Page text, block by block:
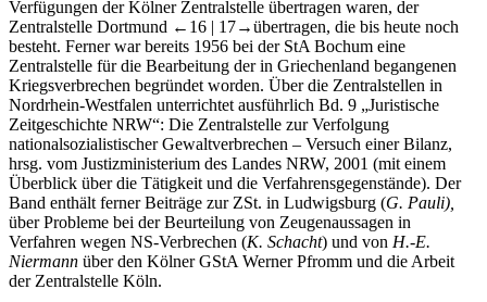
Gewaltverbrechen wurden, soweit diese nach den bisherigen
Verfügungen der Kölner Zentralstelle übertragen waren, der
Zentralstelle Dortmund←16 | 17→ übertragen, die bis heute noch
besteht. Ferner war bereits 1956 bei der StA Bochum eine
Zentralstelle für die Bearbeitung der in Griechenland begangenen
Kriegsverbrechen begründet worden. Über die Zentralstellen in
Nordrhein-Westfalen unterrichtet ausführlich Bd. 9 „Juristische
Zeitgeschichte NRW“: Die Zentralstelle zur Verfolgung
nationalsozialistischer Gewaltverbrechen – Versuch einer Bilanz,
hrsg. vom Justizministerium des Landes NRW, 2001 (mit einem
Überblick über die Tätigkeit und die Verfahrensgegenstände). Der
Band enthält ferner Beiträge zur ZSt. in Ludwigsburg (G. Pauli),
über Probleme bei der Beurteilung von Zeugenaussagen in
Verfahren wegen NS-Verbrechen (K. Schacht) und vonH.-E.
Niermannüber den Kölner GStA Werner Pfromm und die Arbeit